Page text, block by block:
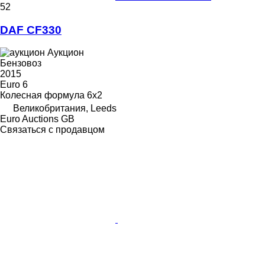
52
DAF CF330
Аукцион
Бензовоз
2015
Euro 6
Колесная формула 6x2
Великобритания, Leeds
Euro Auctions GB
Связаться с продавцом